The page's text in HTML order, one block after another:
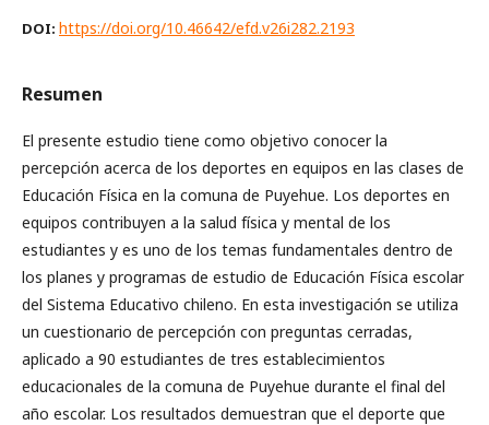
DOI: https://doi.org/10.46642/efd.v26i282.2193
Resumen
El presente estudio tiene como objetivo conocer la
percepción acerca de los deportes en equipos en las clases de
Educación Física en la comuna de Puyehue. Los deportes en
equipos contribuyen a la salud física y mental de los
estudiantes y es uno de los temas fundamentales dentro de
los planes y programas de estudio de Educación Física escolar
del Sistema Educativo chileno. En esta investigación se utiliza
un cuestionario de percepción con preguntas cerradas,
aplicado a 90 estudiantes de tres establecimientos
educacionales de la comuna de Puyehue durante el final del
año escolar. Los resultados demuestran que el deporte que